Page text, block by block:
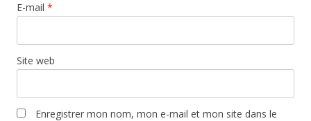
E-mail *
Site web
Enregistrer mon nom, mon e-mail et mon site dans le